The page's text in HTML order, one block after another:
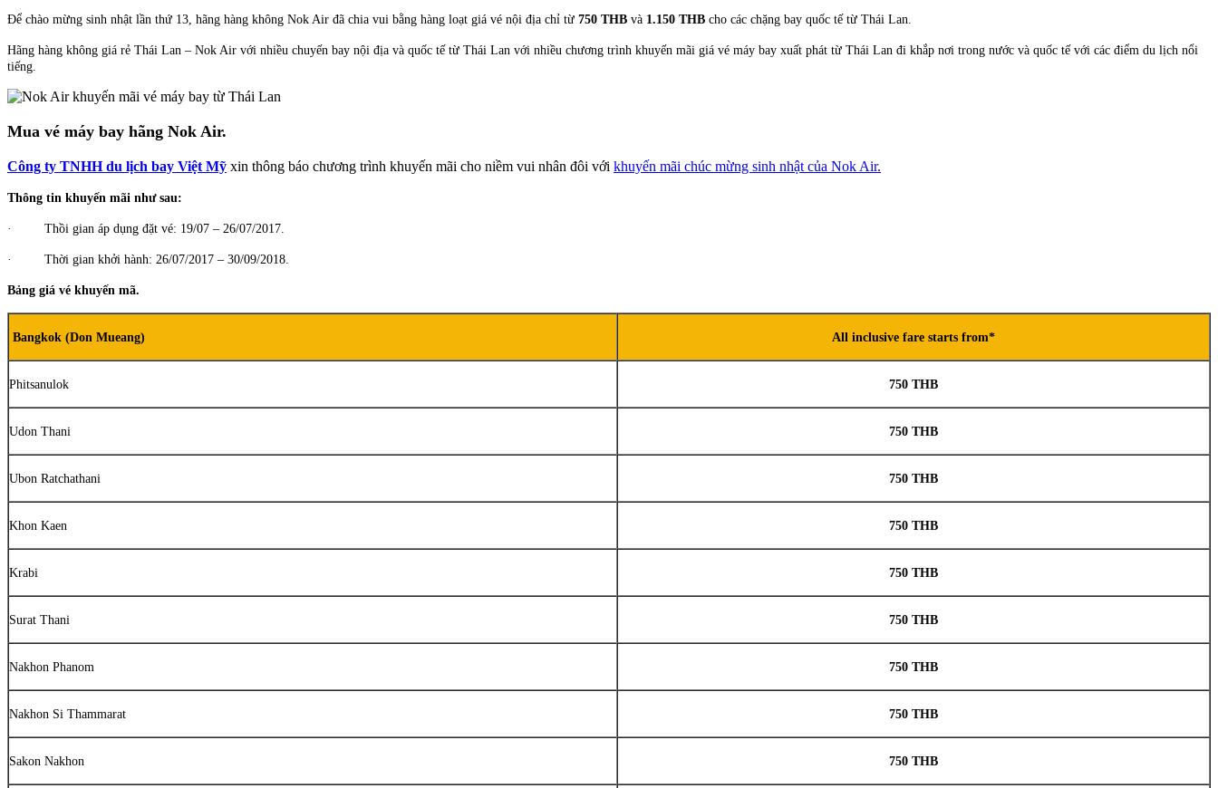
Để chào mừng sinh nhật lần thứ 13, hãng hàng không Nok Air đã chia vui bằng hàng loạt giá vé nội địa chỉ từ 750 THB và 1.150 THB cho các chặng bay quốc tế từ Thái Lan.
Hãng hàng không giá rẻ Thái Lan – Nok Air với nhiều chuyến bay nội địa và quốc tế từ Thái Lan với nhiều chương trình khuyến mãi giá vé máy bay xuất phát từ Thái Lan đi khắp nơi trong nước và quốc tế với các điểm du lịch nổi
tiếng.
Mua vé máy bay hãng Nok Air.
Công ty TNHH du lịch bay Việt Mỹ xin thông báo chương trình khuyến mãi cho niềm vui nhân đôi với khuyến mãi chúc mừng sinh nhật của Nok Air.
Thông tin khuyến mãi như sau:
· Thồi gian áp dụng đặt vé: 19/07 – 26/07/2017.
· Thời gian khởi hành: 26/07/2017 – 30/09/2018.
Bảng giá vé khuyến mã.
Bangkok (Don Mueang) All inclusive fare starts from*
Phitsanulok 750 THB
Udon Thani 750 THB
Ubon Ratchathani 750 THB
Khon Kaen 750 THB
Krabi 750 THB
Surat Thani 750 THB
Nakhon Phanom 750 THB
Nakhon Si Thammarat 750 THB
Sakon Nakhon 750 THB